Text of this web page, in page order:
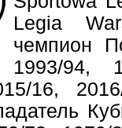
Legia
чемпион
1993/94,
16,